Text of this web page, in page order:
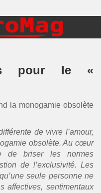
pour le «
la monogamie obsolète
de vivre l’amour,
obsolète. Au cœur
de briser les normes
de l’exclusivité. Les
seule personne ne
affectives, sentimentaux